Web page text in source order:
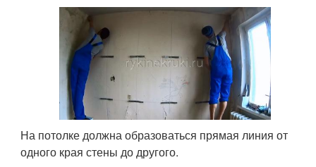
На потолке должна образоваться прямая линия от
одного края стены до другого.